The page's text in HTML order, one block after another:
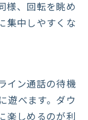
様、回転を眺め
集中しやすくな
イン通話の待機
遊べます。ダウ
楽しめるのが利